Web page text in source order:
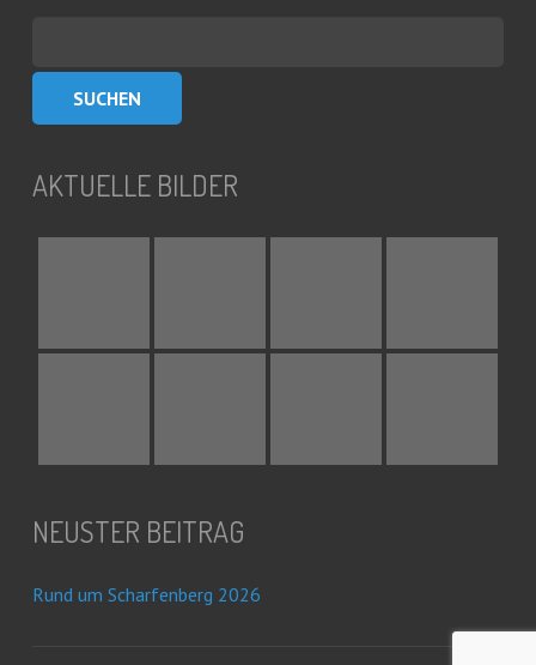
AKTUELLE BILDER
NEUSTER BEITRAG
Rund um Scharfenberg 2026